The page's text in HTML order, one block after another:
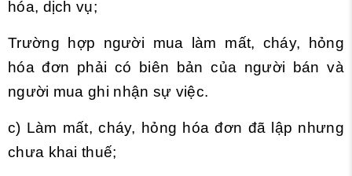
hóa, dịch vụ;
Trường hợp người mua làm mất, cháy, hỏng
hóa đơn phải có biên bản của người bán và
người mua ghi nhận sự việc.
c) Làm mất, cháy, hỏng hóa đơn đã lập nhưng
chưa khai thuế;